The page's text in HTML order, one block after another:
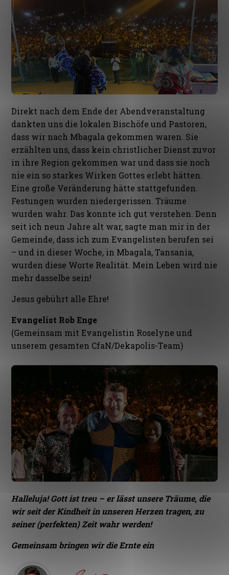
Direkt nach dem Ende der Abendveranstaltung
dankten uns die lokalen Bischöfe und Pastoren,
dass wir nach Mbagala gekommen waren. Sie
erzählten uns, dass kein christlicher Dienst zuvor
in ihre Region gekommen war und dass sie noch
nie ein so starkes Wirken Gottes erlebt hätten.
Eine große Veränderung hätte stattgefunden.
Festungen wurden niedergerissen. Träume
wurden wahr. Das konnte ich gut verstehen. Denn
seit ich neun Jahre alt war, sagte man mir in der
Gemeinde, dass ich zum Evangelisten berufen sei
– und in dieser Woche, in Mbagala, Tansania,
wurden diese Worte Realität. Mein Leben wird nie
mehr dasselbe sein!
Jesus gebührt alle Ehre!
Evangelist Rob Enge
(Gemeinsam mit Evangelistin Roselyne und
unserem gesamten CfaN/Dekapolis-Team)
Halleluja! Gott ist treu – er lässt unsere Träume, die
wir seit der Kindheit in unseren Herzen tragen, zu
seiner (perfekten) Zeit wahr werden!
Gemeinsam bringen wir die Ernte ein